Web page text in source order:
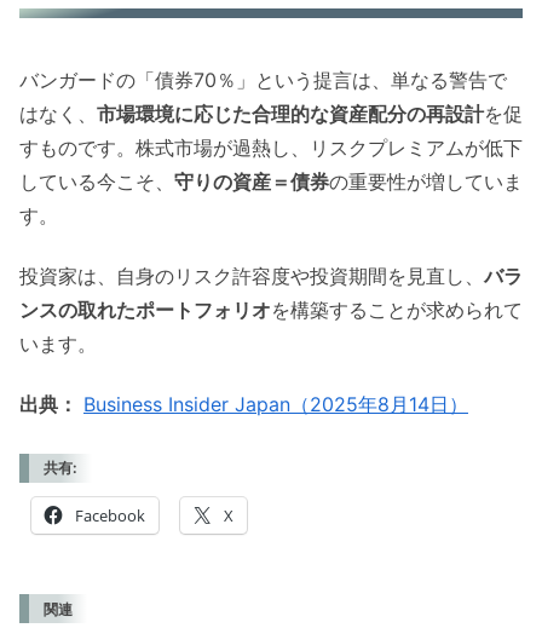
バンガードの「債券70％」という提言は、単なる警告で
はなく、 市場環境に応じた合理的な資産配分の再設計を促
すものです。株式市場が過熱し、リスクプレミアムが低下
している今こそ、 守りの資産＝債券の重要性が増していま
す。
投資家は、自身のリスク許容度や投資期間を見直し、バラ
ンスの取れたポートフォリオを構築することが求められて
います。
出典： Business Insider Japan（2025年8月14日）
共有:
Facebook X
関連